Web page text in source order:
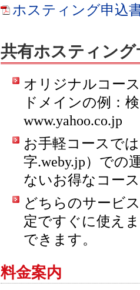
ホスティング申込
共有ホスティン
オリジナルコー
ドメインの例：
www.yahoo.co.jp
お手軽コースで
字.weby.jp）での
ないお得なコー
どちらのサービ
定ですぐに使え
できます。
料金案内